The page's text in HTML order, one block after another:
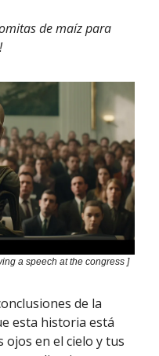
de maíz para
a speech at the congress ]
de la
esta historia está
en el cielo y tus